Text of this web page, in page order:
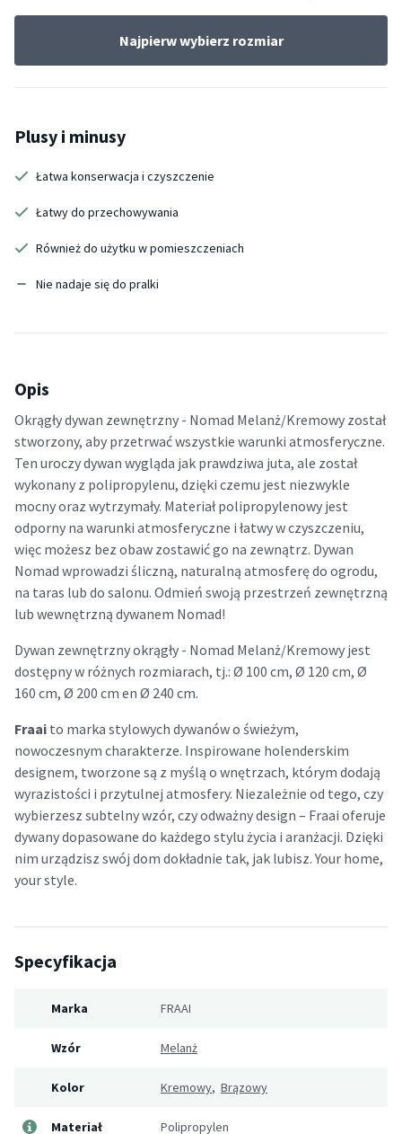
Najpierw wybierz rozmiar
Plusy i minusy
Łatwa konserwacja i czyszczenie
Łatwy do przechowywania
Również do użytku w pomieszczeniach
Nie nadaje się do pralki
Opis
Okrągły dywan zewnętrzny - Nomad Melanż/Kremowy został
stworzony, aby przetrwać wszystkie warunki atmosferyczne.
Ten uroczy dywan wygląda jak prawdziwa juta, ale został
wykonany z polipropylenu, dzięki czemu jest niezwykle
mocny oraz wytrzymały. Materiał polipropylenowy jest
odporny na warunki atmosferyczne i łatwy w czyszczeniu,
więc możesz bez obaw zostawić go na zewnątrz. Dywan
Nomad wprowadzi śliczną, naturalną atmosferę do ogrodu,
na taras lub do salonu. Odmień swoją przestrzeń zewnętrzną
lub wewnętrzną dywanem Nomad!
Dywan zewnętrzny okrągły - Nomad Melanż/Kremowy jest
dostępny w różnych rozmiarach, tj.: Ø 100 cm, Ø 120 cm, Ø
160 cm, Ø 200 cm en Ø 240 cm.
Fraai to marka stylowych dywanów o świeżym,
nowoczesnym charakterze. Inspirowane holenderskim
designem, tworzone są z myślą o wnętrzach, którym dodają
wyrazistości i przytulnej atmosfery. Niezależnie od tego, czy
wybierzesz subtelny wzór, czy odważny design – Fraai oferuje
dywany dopasowane do każdego stylu życia i aranżacji. Dzięki
nim urządzisz swój dom dokładnie tak, jak lubisz. Your home,
your style.
Specyfikacja
Marka FRAAI
Wzór Melanż
Kolor Kremowy, Brązowy
Materiał Polipropylen